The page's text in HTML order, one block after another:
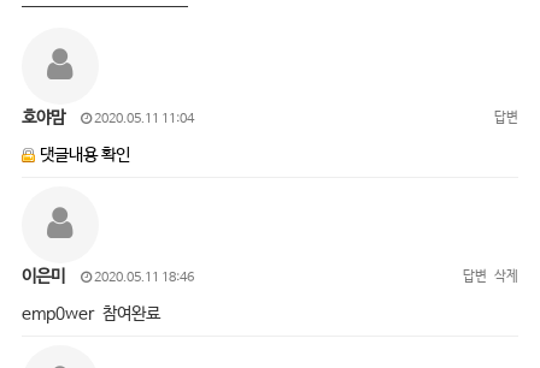
호야맘 2020.05.11 11:04 답변
댓글내용 확인
이은미 2020.05.11 18:46 답변 삭제
emp0wer 참여완료